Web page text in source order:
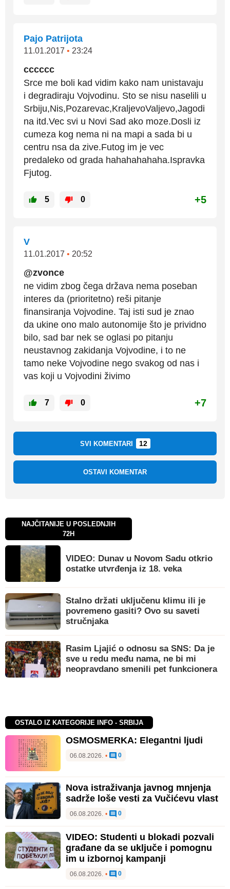
Pajo Patrijota
11.01.2017 • 23:24
cccccc
Srce me boli kad vidim kako nam unistavaju
i degradiraju Vojvodinu. Sto se nisu naselili u
Srbiju,Nis,Pozarevac,KraljevoValjevo,Jagodi
na itd.Vec svi u Novi Sad ako moze.Dosli iz
cumeza kog nema ni na mapi a sada bi u
centru nsa da zive.Futog im je vec
predaleko od grada hahahahahaha.Ispravka
Fjutog.
5 0 +5
V
11.01.2017 • 20:52
@zvonce
ne vidim zbog čega država nema poseban
interes da (prioritetno) reši pitanje
finansiranja Vojvodine. Taj isti sud je znao
da ukine ono malo autonomije što je prividno
bilo, sad bar nek se oglasi po pitanju
neustavnog zakidanja Vojvodine, i to ne
tamo neke Vojvodine nego svakog od nas i
vas koji u Vojvodini živimo
7 0 +7
SVI KOMENTARI 12
OSTAVI KOMENTAR
NAJČITANIJE U POSLEDNJIH
72H
VIDEO: Dunav u Novom Sadu otkrio
ostatke utvrđenja iz 18. veka
Stalno držati uključenu klimu ili je
povremeno gasiti? Ovo su saveti
stručnjaka
Rasim Ljajić o odnosu sa SNS: Da je
sve u redu među nama, ne bi mi
neopravdano smenili pet funkcionera
OSTALO IZ KATEGORIJE INFO - SRBIJA
OSMOSMERKA: Elegantni ljudi
06.08.2026. • 0
Nova istraživanja javnog mnjenja
sadrže loše vesti za Vučićevu vlast
06.08.2026. • 0
VIDEO: Studenti u blokadi pozvali
građane da se uključe i pomognu
im u izbornoj kampanji
06.08.2026. • 0